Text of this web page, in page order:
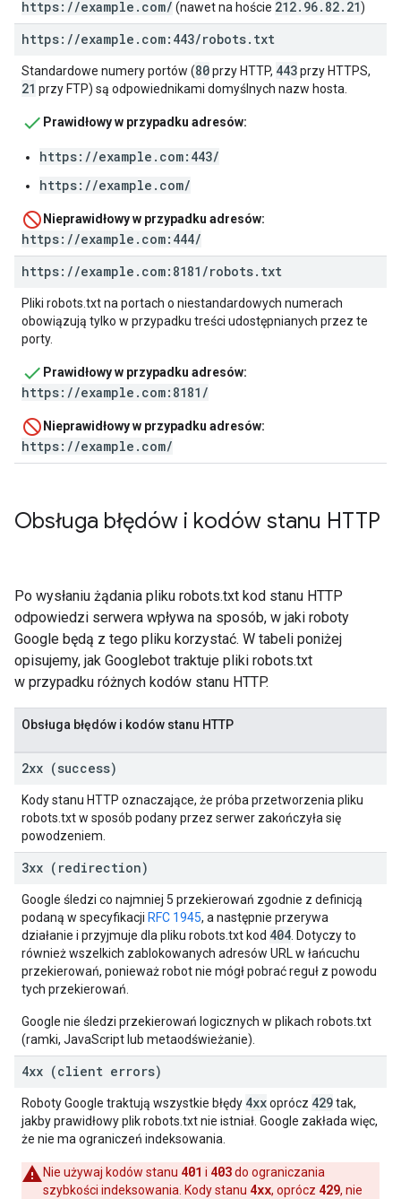
https://example.com/ (nawet na hoście 212.96.82.21)
https: //example . com:443/robots. txt
Standardowe numery portów (80przy HTTP, 443przy HTTPS,
21 przy FTP) są odpowiednikami domyślnych nazw hosta.
Prawidłowy w przypadku adresów:
https://example.com:443/
https://example.com/
Nieprawidłowy w przypadku adresów:
https://example.com:444/
https: //example . com:8181 /robots. txt
Pliki robots.txt na portach o niestandardowych numerach
obowiązują tylko w przypadku treści udostępnianych przez te
porty.
Prawidłowy w przypadku adresów:
https://example.com:8181/
Nieprawidłowy w przypadku adresów:
https://example.com/
Obsługa błędów i kodów stanu HTTP
Po wysłaniu żądania pliku robots.txt kod stanu HTTP
odpowiedzi serwera wpływa na sposób, w jaki roboty
Google będą z tego pliku korzystać. W tabeli poniżej
opisujemy, jak Googlebot traktuje pliki robots.txt
w przypadku różnych kodów stanu HTTP.
Obsługa błędów i kodów stanu HTTP
2xx (success)
Kody stanu HTTP oznaczające, że próba przetworzenia pliku
robots.txt w sposób podany przez serwer zakończyła się
powodzeniem.
3xx (redirection)
Google śledzi co najmniej 5 przekierowań zgodnie z definicją
podaną w specyfikacji RFC 1945, a następnie przerywa
działanie i przyjmuje dla pliku robots.txt kod 404 . Dotyczy to
również wszelkich zablokowanych adresów URL w łańcuchu
przekierowań, ponieważ robot nie mógł pobrać reguł z powodu
tych przekierowań.
Google nie śledzi przekierowań logicznych w plikach robots.txt
(ramki, JavaScript lub metaodświeżanie).
4xx (client errors)
Roboty Google traktują wszystkie błędy 4xxoprócz 429tak,
jakby prawidłowy plik robots.txt nie istniał. Google zakłada więc,
że nie ma ograniczeń indeksowania.
Nie używaj kodów stanu 401 i 403do ograniczania
szybkości indeksowania. Kody stanu 4xx, oprócz 429, nie